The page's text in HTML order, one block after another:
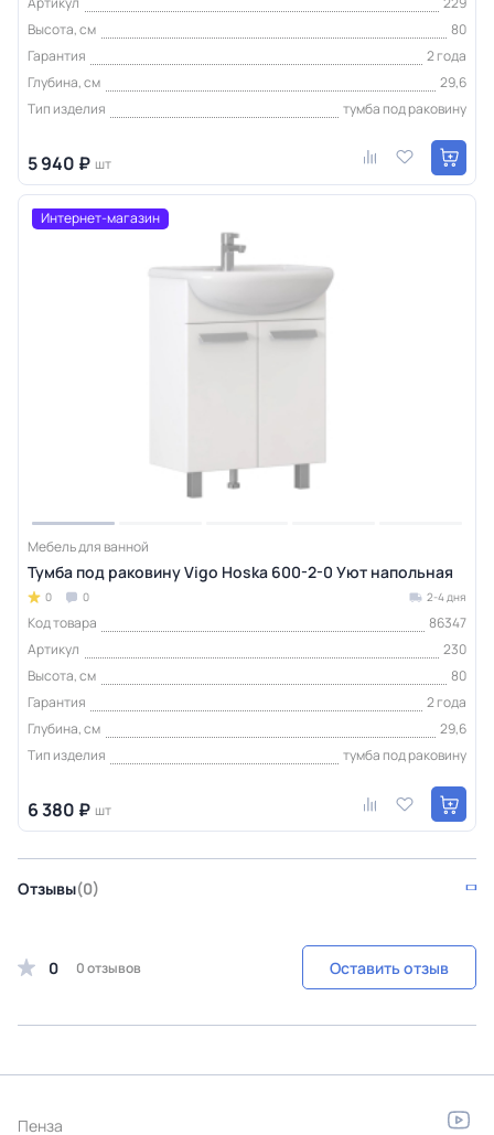
Высота, см
80
Гарантия
2 года
Глубина, см
29,6
Тип изделия
тумба под раковину
5 940 ₽ шт
Интернет-магазин
Мебель для ванной
Тумба под раковину Vigo Hoska 600-2-0 Уют напольная
0 0 2-4 дня
Код товара
86347
Артикул
230
Высота, см
80
Гарантия
2 года
Глубина, см
29,6
Тип изделия
тумба под раковину
6 380 ₽ шт
Отзывы(0)
0 0 отзывов Оставить отзыв
Пенза